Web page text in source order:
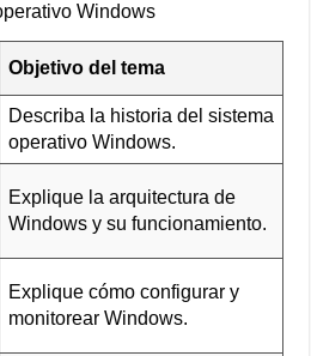
Windows
Objetivo del tema
Describa la historia del sistema
operativo Windows.
Explique la arquitectura de
Windows y su funcionamiento.
Explique cómo configurar y
monitorear Windows.